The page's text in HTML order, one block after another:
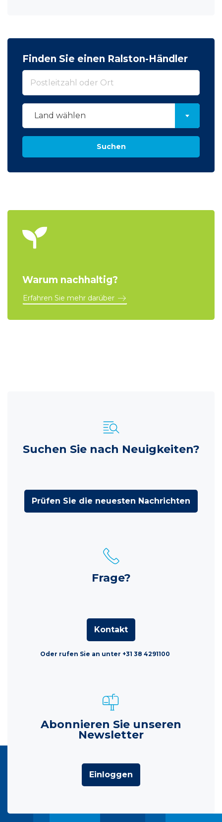
Finden Sie einen Ralston-Händler
Land wählen
Suchen
Warum nachhaltig?
Erfahren Sie mehr darüber
Suchen Sie nach Neuigkeiten?
Prüfen Sie die neuesten Nachrichten
Frage?
Kontakt
Oder rufen Sie an unter +31 38 4291100
Abonnieren Sie unseren
Newsletter
Einloggen